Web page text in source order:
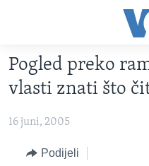
glavni
sadržaj
na
navigaciju
TV PROGRAM
FOTOGRAFIJE DANA
VIJESTI
Pogled preko
vlasti znati što
16 juni, 2005
Podijeli